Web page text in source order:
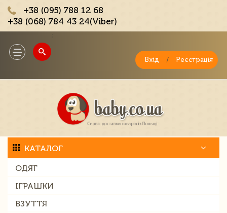
+38 (095) 788 12 68
+38 (068) 784 43 24(Viber)
Toggle
navigation
Вхід / Реєстрація
КАТАЛОГ
ОДЯГ
ІГРАШКИ
ВЗУТТЯ